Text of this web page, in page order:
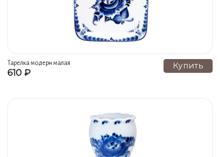
Тарелка модерн малая
610 ₽
Купить